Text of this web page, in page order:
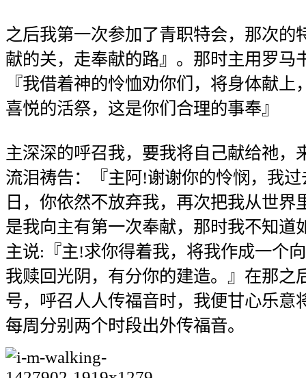
之后我第一次参加了青职特会，那次的
献的关，走奉献的路』。那时主用罗马
『我借着神的怜恤劝你们，将身体献上
喜悦的活祭，这是你们合理的事奉』
主深深的呼召我，要我将自己献给祂，
流泪祷告：『主阿!谢谢你的怜悯，我
日，你依然不放弃我，再次把我从世界
是我向主有第一次奉献，那时我不知道
主说:『主!求你得着我，将我作成一个
我赎回光阴，有分你的建造。』在那之
号，呼召人人传福音时，我便甘心乐意
每周分别两个时段出外传福音。